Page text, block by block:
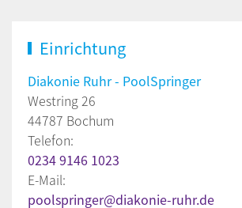
Einrichtung
Diakonie Ruhr - PoolSpringer
Westring 26
44787 Bochum
Telefon:
0234 9146 1023
E-Mail:
poolspringer@diakonie-ruhr.de